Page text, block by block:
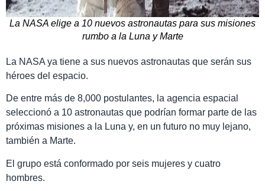
La NASA elige a 10 nuevos astronautas para sus misiones
rumbo a la Luna y Marte
La NASA ya tiene a sus nuevos astronautas que serán sus
héroes del espacio.
De entre más de 8,000 postulantes, la agencia espacial
seleccionó a 10 astronautas que podrían formar parte de las
próximas misiones a la Luna y, en un futuro no muy lejano,
también a Marte.
El grupo está conformado por seis mujeres y cuatro
hombres.